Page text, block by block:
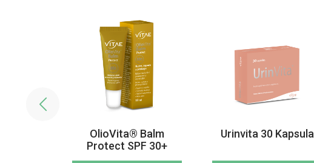
OlioVita® Balm
Protect SPF 30+
Urinvita 30 Kapsula